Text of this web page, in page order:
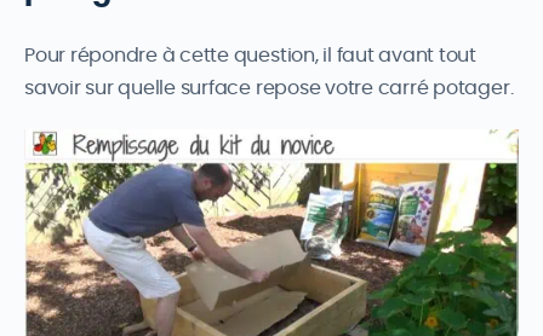
Pour répondre à cette question, il faut avant tout
savoir sur quelle surface repose votre carré potager.